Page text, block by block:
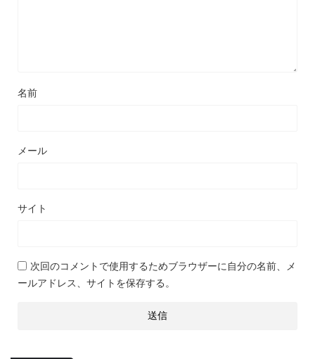
名前
メール
サイト
次回のコメントで使用するためブラウザーに自分の名前、メ
ールアドレス、サイトを保存する。